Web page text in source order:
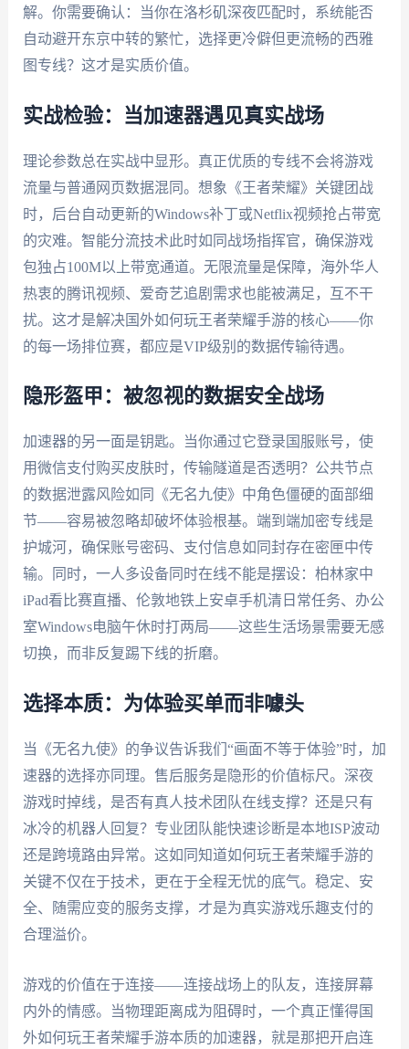
解。你需要确认：当你在洛杉矶深夜匹配时，系统能否
自动避开东京中转的繁忙，选择更冷僻但更流畅的西雅
图专线？这才是实质价值。
实战检验：当加速器遇见真实战场
理论参数总在实战中显形。真正优质的专线不会将游戏
流量与普通网页数据混同。想象《王者荣耀》关键团战
时，后台自动更新的Windows补丁或Netflix视频抢占带宽
的灾难。智能分流技术此时如同战场指挥官，确保游戏
包独占100M以上带宽通道。无限流量是保障，海外华人
热衷的腾讯视频、爱奇艺追剧需求也能被满足，互不干
扰。这才是解决国外如何玩王者荣耀手游的核心——你
的每一场排位赛，都应是VIP级别的数据传输待遇。
隐形盔甲：被忽视的数据安全战场
加速器的另一面是钥匙。当你通过它登录国服账号，使
用微信支付购买皮肤时，传输隧道是否透明？公共节点
的数据泄露风险如同《无名九使》中角色僵硬的面部细
节——容易被忽略却破坏体验根基。端到端加密专线是
护城河，确保账号密码、支付信息如同封存在密匣中传
输。同时，一人多设备同时在线不能是摆设：柏林家中
iPad看比赛直播、伦敦地铁上安卓手机清日常任务、办公
室Windows电脑午休时打两局——这些生活场景需要无感
切换，而非反复踢下线的折磨。
选择本质：为体验买单而非噱头
当《无名九使》的争议告诉我们“画面不等于体验”时，加
速器的选择亦同理。售后服务是隐形的价值标尺。深夜
游戏时掉线，是否有真人技术团队在线支撑？还是只有
冰冷的机器人回复？专业团队能快速诊断是本地ISP波动
还是跨境路由异常。这如同知道如何玩王者荣耀手游的
关键不仅在于技术，更在于全程无忧的底气。稳定、安
全、随需应变的服务支撑，才是为真实游戏乐趣支付的
合理溢价。
游戏的价值在于连接——连接战场上的队友，连接屏幕
内外的情感。当物理距离成为阻碍时，一个真正懂得国
外如何玩王者荣耀手游本质的加速器，就是那把开启连